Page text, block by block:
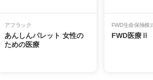
アフラック
あんしんパレット 女性の
ための医療
FWD生命保険株
FWD医療Ⅱ